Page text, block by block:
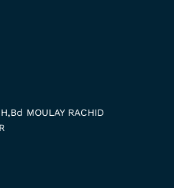
MOULAY RACHID